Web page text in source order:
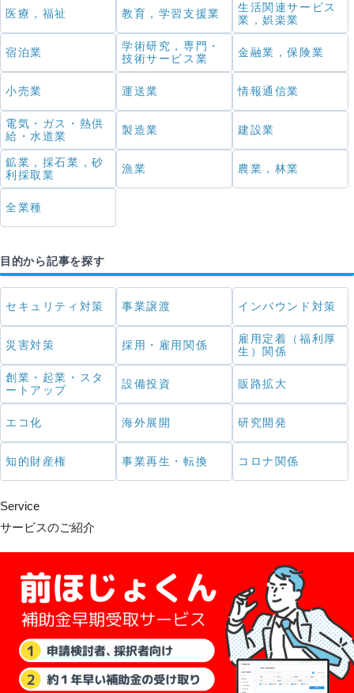
医療，福祉 教育，学習支援業
生活関連サービス
業，娯楽業
宿泊業
学術研究，専門・
技術サービス業
金融業，保険業
小売業 運送業 情報通信業
電気・ガス・熱供
給・水道業
製造業 建設業
鉱業，採石業，砂
利採取業
漁業 農業，林業
全業種
目的から記事を探す
セキュリティ対策 事業譲渡 インバウンド対策
災害対策 採用・雇用関係
雇用定着（福利厚
生）関係
創業・起業・スタ
ートアップ
設備投資 販路拡大
エコ化 海外展開 研究開発
知的財産権 事業再生・転換 コロナ関係
Service
サービスのご紹介